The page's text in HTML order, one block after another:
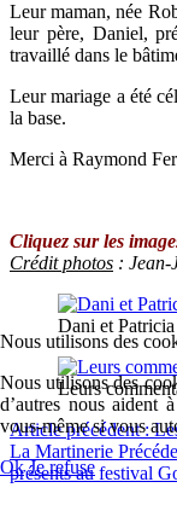
Leur maman, née
leur père, Daniel,
travaillé dans le
Leur mariage a été
la base.
Merci à Raymond
Cliquez sur les
Crédit photos : Jean-
Dani et Patricia
Leurs
Article précédent :
La Martinerie
présents au festival
Nous utilisons des
Nous utilisons des
d’autres nous aident
vous-même si vous
Ok Je refuse